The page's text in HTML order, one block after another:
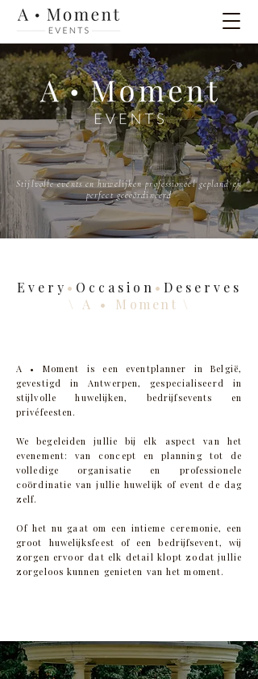
Stijlvolle events en huwelijken professioneel gepland en
perfect gecoördineerd
Every • Occasion • Deserves
\
A • M oment \
A • Moment is een eventplanner in België,
gevestigd in Antwerpen, gespecialiseerd in
stijlvolle huwelijken, bedrijfsevents en
privéfeesten.
We begeleiden jullie bij elk aspect van het
evenement: van concept en planning tot de
volledige organisatie en professionele
coördinatie van jullie huwelijk of event de dag
zelf.
Of het nu gaat om een intieme ceremonie, een
groot huwelijksfeest of een bedrijfsevent, wij
zorgen ervoor dat elk detail klopt zodat jullie
zorgeloos kunnen genieten van het moment.